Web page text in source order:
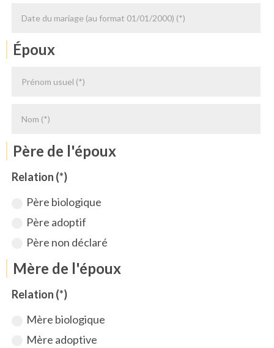
Époux
Père de l'époux
Relation (*)
Père biologique
Père adoptif
Père non déclaré
Mère de l'époux
Relation (*)
Mère biologique
Mère adoptive